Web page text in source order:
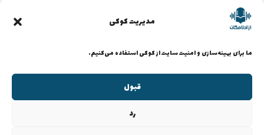
مدیریت کوکی
ما برای بهینه‌سازی و امنیت سایت از کوکی استفاده می‌کنیم.
قبول
رد
سیاست حریم خصوصی
حمایت از ما
PayPal
حامی باش
SubscribeStar